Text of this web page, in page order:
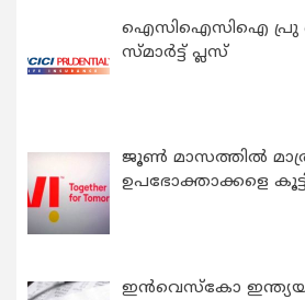
ഐസിഐസിഐ പ്രു
സ്മാർട്ട് പ്ലസ്
ജൂൺ മാസത്തിൽ
ഉപഭോക്താക്കളെ
ഇന്‍വെസ്കോ